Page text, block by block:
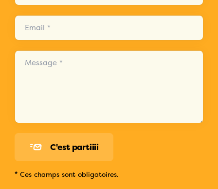
Email *
Message *
C'est partiiii
* Ces champs sont obligatoires.